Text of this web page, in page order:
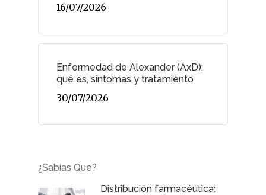
16/07/2026
Enfermedad de Alexander (AxD):
qué es, síntomas y tratamiento
30/07/2026
¿Sabías Que?
Distribución farmacéutica: